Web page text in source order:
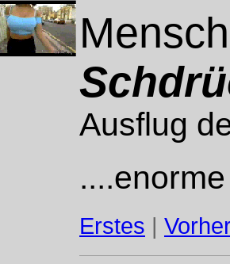
Ausflug
Erstes |